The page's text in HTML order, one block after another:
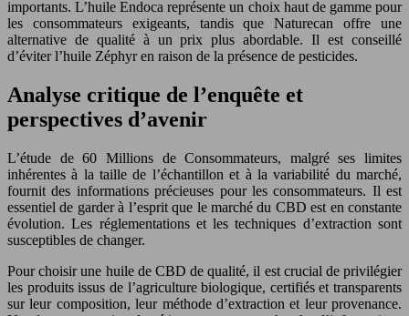
importants. L’huile Endoca représente un choix haut de gamme pour
les consommateurs exigeants, tandis que Naturecan offre une
alternative de qualité à un prix plus abordable. Il est conseillé
d’éviter l’huile Zéphyr en raison de la présence de pesticides.
Analyse critique de l’enquête et
perspectives d’avenir
L’étude de 60 Millions de Consommateurs, malgré ses limites
inhérentes à la taille de l’échantillon et à la variabilité du marché,
fournit des informations précieuses pour les consommateurs. Il est
essentiel de garder à l’esprit que le marché du CBD est en constante
évolution. Les réglementations et les techniques d’extraction sont
susceptibles de changer.
Pour choisir une huile de CBD de qualité, il est crucial de privilégier
les produits issus de l’agriculture biologique, certifiés et transparents
sur leur composition, leur méthode d’extraction et leur provenance.